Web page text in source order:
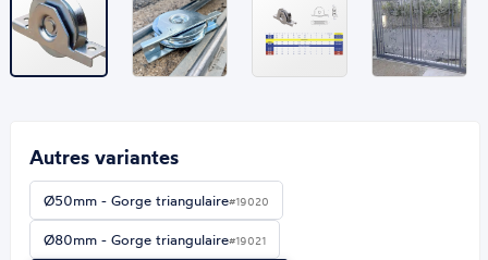
Autres variantes
Ø50mm - Gorge triangulaire#19020
Ø80mm - Gorge triangulaire#19021